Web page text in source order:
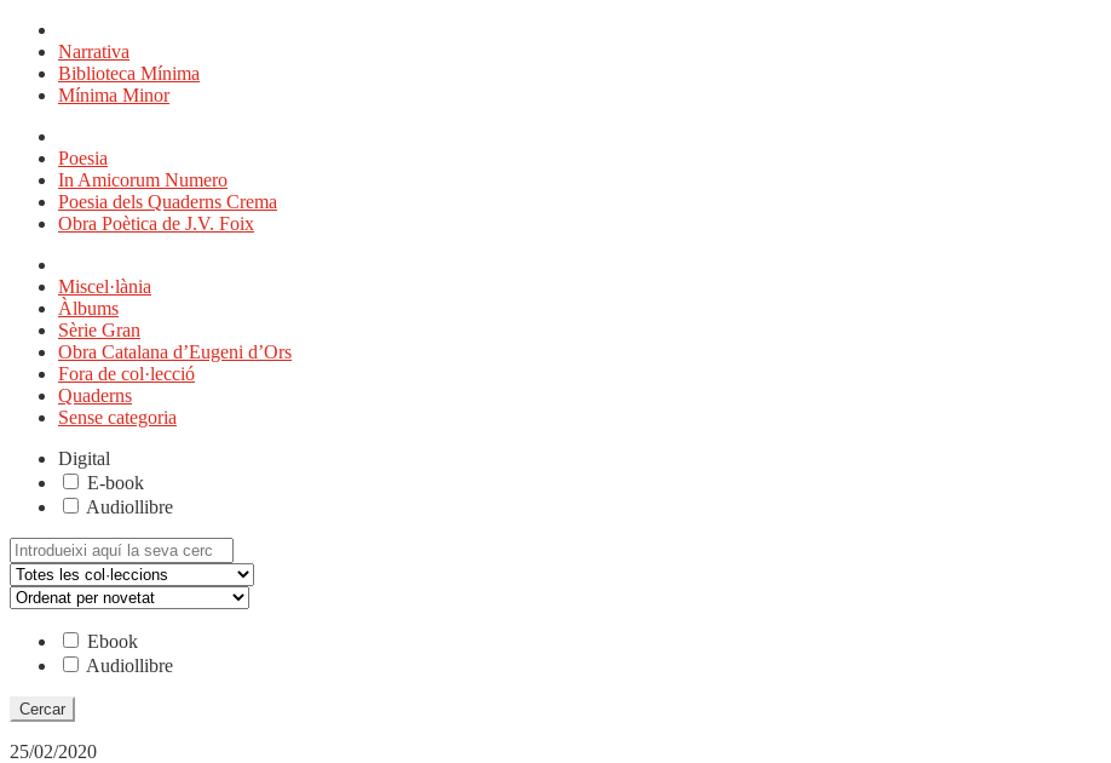
Narrativa
Biblioteca Mínima
Mínima Minor
Poesia
In Amicorum Numero
Poesia dels Quaderns Crema
Obra Poètica de J.V. Foix
Miscel·lània
Àlbums
Sèrie Gran
Obra Catalana d’Eugeni d’Ors
Fora de col·lecció
Quaderns
Sense categoria
Digital
E-book
Audiollibre
Cerca:
Ebook
Audiollibre
25/02/2020